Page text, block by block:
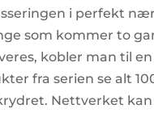
i perfekt
som kommer to
kobler man til
fra serien se alt
Nettverket